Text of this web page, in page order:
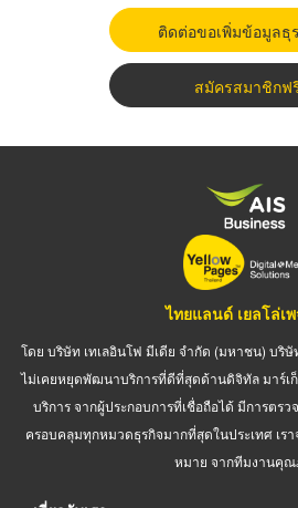
ติดต่อขอเพิ่มข้อมูลธุ
สมัครสมาชิกฟ
ไทยแลนด์ เยลโล่เพ
โดย บริษัท เทเลอินโฟ มีเดีย จำกัด (มหาชน) บริษั
ไม่เคยหยุดพัฒนาบริการที่ดีที่สุดด้านดิจิทัล มาร์เ
บริการ จากผู้ประกอบการที่เชื่อถือได้ มีการตร
ครอบคลุมทุกหมวดธุรกิจมากที่สุดในประเทศ เร
หมาย จากทีมงานคุ